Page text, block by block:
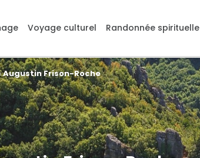
Voyage culturel Randonnée spirituelle
Augustin Frison-Roche